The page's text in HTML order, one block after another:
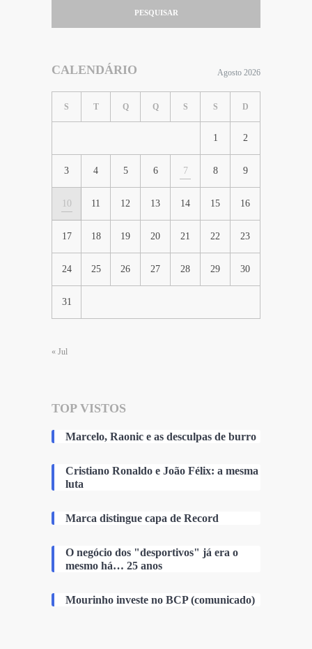
PESQUISAR
CALENDÁRIO Agosto 2026
S T Q Q S S D
1 2
3 4 5 6 7 8 9
10 11 12 13 14 15 16
17 18 19 20 21 22 23
24 25 26 27 28 29 30
31
« Jul
TOP VISTOS
Marcelo, Raonic e as desculpas de burro
Cristiano Ronaldo e João Félix: a mesma
luta
Marca distingue capa de Record
O negócio dos "desportivos" já era o
mesmo há… 25 anos
Mourinho investe no BCP (comunicado)